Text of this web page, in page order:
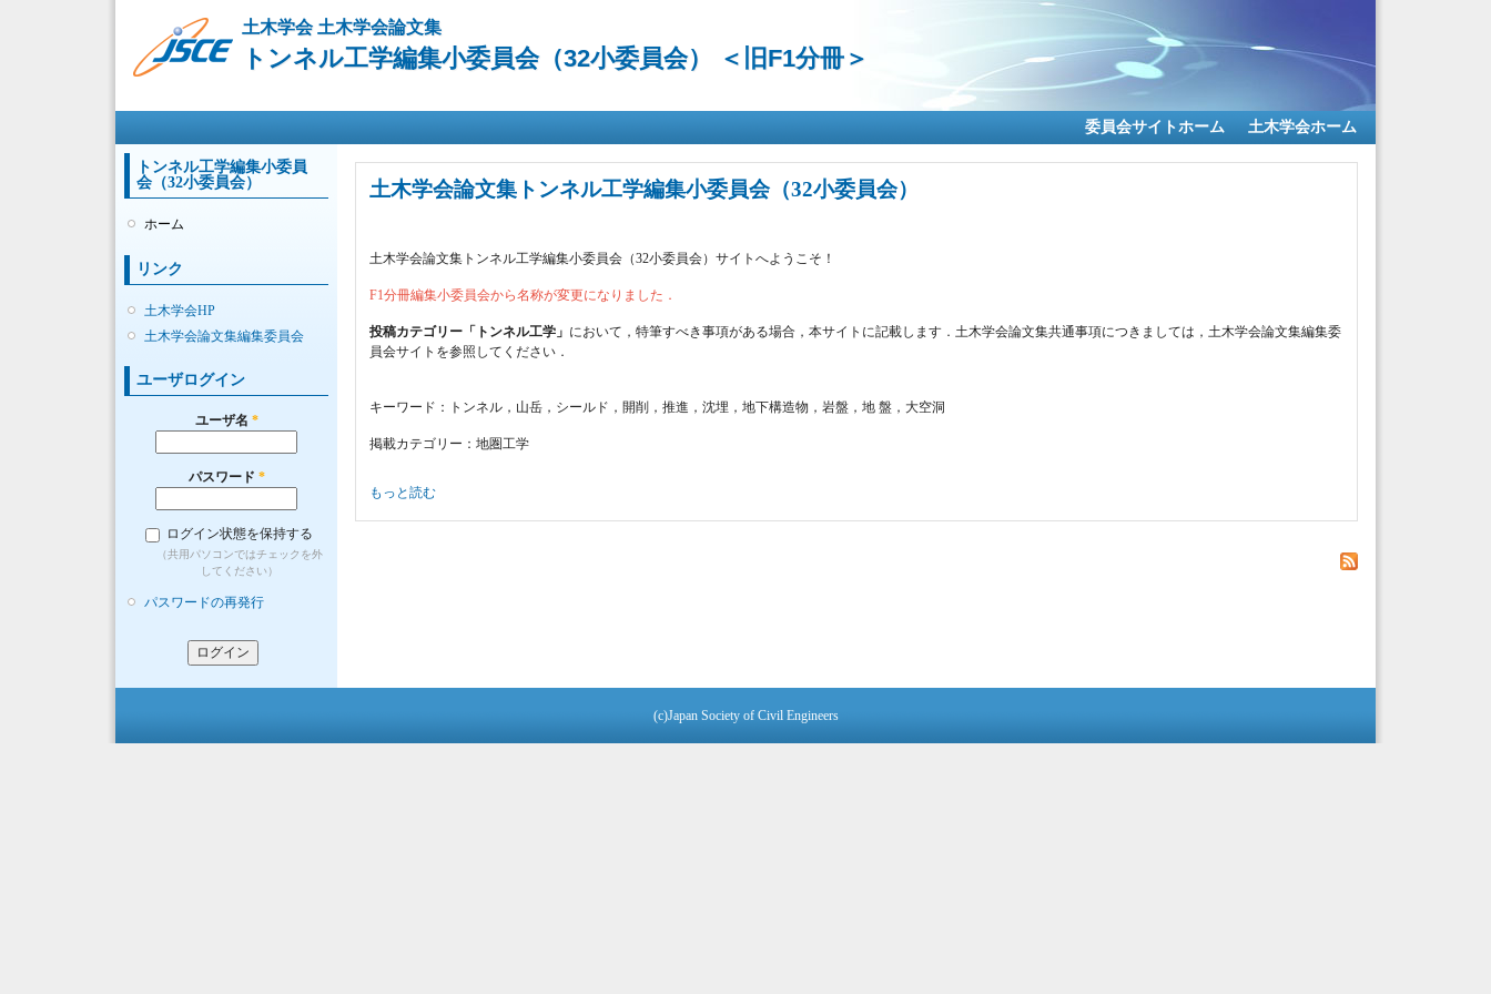
ン
ツ
に
移
土木学会 土木学会論文集
トンネル工学編集小委員会（32小委員会） ＜旧F1分冊＞
委員会サイトホーム 土木学会ホーム
トンネル工学編集小委員
会（32小委員会）
ホーム
リンク
土木学会HP
土木学会論文集編集委員会
ユーザログイン
ユーザ名 *
パスワード *
ログイン状態を保持する
（共用パソコンではチェックを外
してください）
パスワードの再発行
土木学会論文集トンネル工学編集小委員会（32小委員会）
土木学会論文集トンネル工学編集小委員会（32小委員会）サイトへようこそ！
F1分冊編集小委員会から名称が変更になりました．
投稿カテゴリー「トンネル工学」 において，特筆すべき事項がある場合，本サイトに記載します．土木学会論文集共通事項につきましては，土木学会論文集編集委
員会サイトを参照してください．
キーワード：トンネル，山岳，シールド，開削，推進，沈埋，地下構造物，岩盤，地 盤，大空洞
掲載カテゴリー：地圏工学
土木学会論文集トンネル工学編集小委員会（32小委員会） について
もっと読む
(c)Japan Society of Civil Engineers